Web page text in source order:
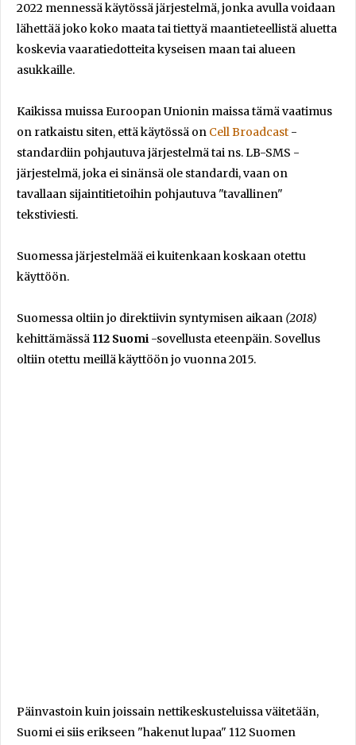
2022 mennessä käytössä järjestelmä, jonka avulla voidaan
lähettää joko koko maata tai tiettyä maantieteellistä aluetta
koskevia vaaratiedotteita kyseisen maan tai alueen
asukkaille.
Kaikissa muissa Euroopan Unionin maissa tämä vaatimus
on ratkaistu siten, että käytössä on Cell Broadcast -
standardiin pohjautuva järjestelmä tai ns. LB-SMS -
järjestelmä, joka ei sinänsä ole standardi, vaan on
tavallaan sijaintitietoihin pohjautuva "tavallinen"
tekstiviesti.
Suomessa järjestelmää ei kuitenkaan koskaan otettu
käyttöön.
Suomessa oltiin jo direktiivin syntymisen aikaan (2018)
kehittämässä 112 Suomi -sovellusta eteenpäin. Sovellus
oltiin otettu meillä käyttöön jo vuonna 2015.
Päinvastoin kuin joissain nettikeskusteluissa väitetään,
Suomi ei siis erikseen "hakenut lupaa" 112 Suomen